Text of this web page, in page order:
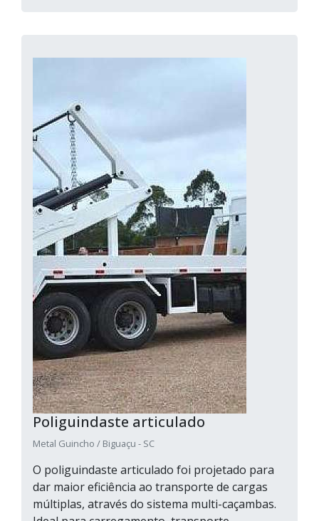
Poliguindaste articulado
Metal Guincho / Biguaçu - SC
O poliguindaste articulado foi projetado para
dar maior eficiência ao transporte de cargas
múltiplas, através do sistema multi-caçambas.